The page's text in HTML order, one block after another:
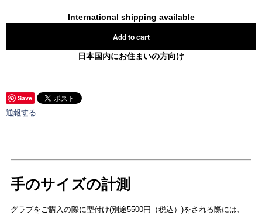
International shipping available
Add to cart
日本国内にお住まいの方向け
Save
通報する
手のサイズの計測
グラブをご購入の際に型付け(別途5500円（税込）)をされる際には、